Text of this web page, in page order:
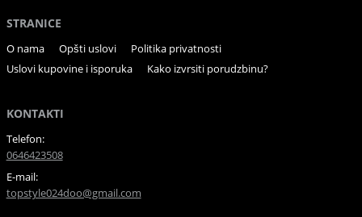
STRANICE
O nama Opšti uslovi
Politika privatnosti
Uslovi kupovine i isporuka
Kako izvrsiti porudzbinu?
KONTAKTI
Telefon:
0646423508
E-mail:
topstyle024doo@gmail.com